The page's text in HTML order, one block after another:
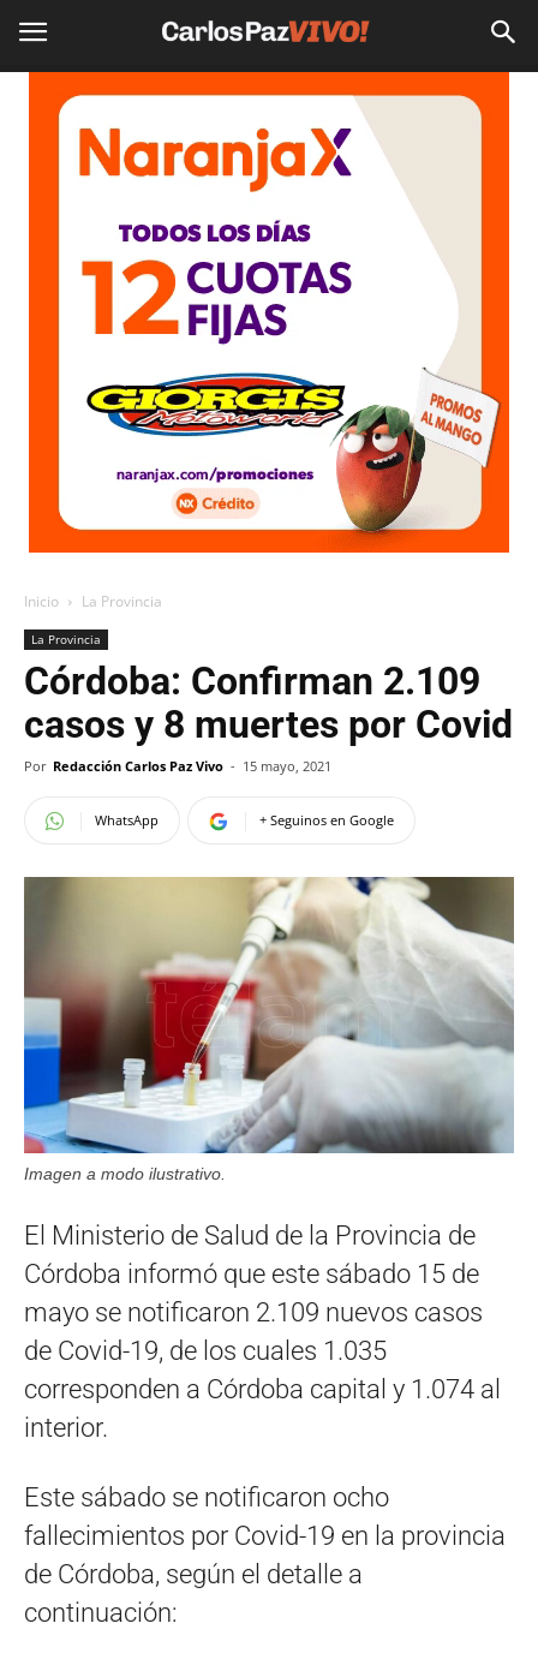
Inicio La Provincia
La Provincia
Córdoba: Confirman 2.109
casos y 8 muertes por Covid
Por Redacción Carlos Paz Vivo - 15 mayo, 2021
WhatsApp + Seguinos en Google
Imagen a modo ilustrativo.
El Ministerio de Salud de la Provincia de
Córdoba informó que este sábado 15 de
mayo se notificaron 2.109 nuevos casos
de Covid-19, de los cuales 1.035
corresponden a Córdoba capital y 1.074 al
interior.
Este sábado se notificaron ocho
fallecimientos por Covid-19 en la provincia
de Córdoba, según el detalle a
continuación: